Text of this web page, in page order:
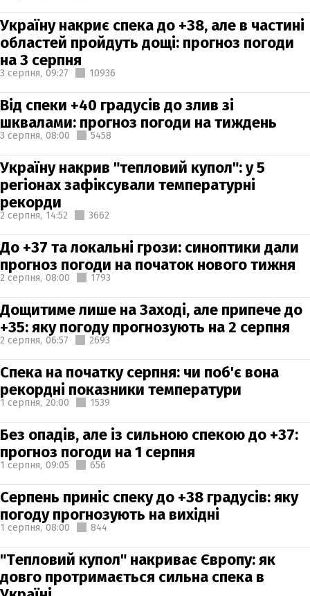
Україну накриє спека до +38, але в частині
областей пройдуть дощі: прогноз погоди
на 3 серпня
3 серпня, 09:27 10936
Від спеки +40 градусів до злив зі
шквалами: прогноз погоди на тиждень
3 серпня, 08:00 5458
Україну накрив "тепловий купол": у 5
регіонах зафіксували температурні
рекорди
2 серпня, 14:52 3662
До +37 та локальні грози: синоптики дали
прогноз погоди на початок нового тижня
2 серпня, 08:00 1793
Дощитиме лише на Заході, але припече до
+35: яку погоду прогнозують на 2 серпня
2 серпня, 06:57 2693
Спека на початку серпня: чи поб'є вона
рекордні показники температури
1 серпня, 20:00 1539
Без опадів, але із сильною спекою до +37:
прогноз погоди на 1 серпня
1 серпня, 09:05 656
Серпень приніс спеку до +38 градусів: яку
погоду прогнозують на вихідні
1 серпня, 08:00 844
"Тепловий купол" накриває Європу: як
довго протримається сильна спека в